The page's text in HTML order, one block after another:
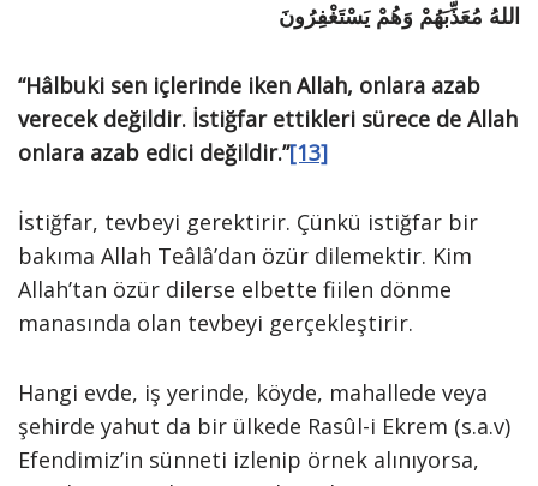
اللهُ مُعَذِّبَهُمْ وَهُمْ يَسْتَغْفِرُونَ
“Hâlbuki sen içlerinde iken Allah, onlara azab
verecek değildir. İstiğfar ettikleri sürece de Allah
onlara azab edici değildir.”[13]
İstiğfar, tevbeyi gerektirir. Çünkü istiğfar bir
bakıma Allah Teâlâ’dan özür dilemektir. Kim
Allah’tan özür dilerse elbette fiilen dönme
manasında olan tevbeyi gerçekleştirir.
Hangi evde, iş yerinde, köyde, mahallede veya
şehirde yahut da bir ülkede Rasûl-i Ekrem (s.a.v)
Efendimiz’in sünneti izlenip örnek alınıyorsa,